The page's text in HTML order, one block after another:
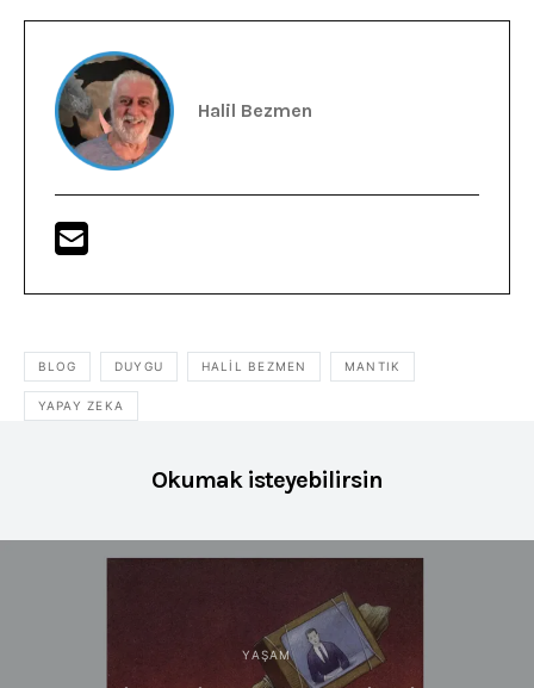
Halil Bezmen
BLOG DUYGU HALIL BEZMEN MANTIK
YAPAY ZEKA
Okumak isteyebilirsin
YAŞAM